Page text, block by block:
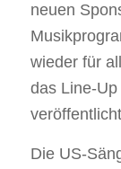
neuen
wieder für
das Line-
Die US-